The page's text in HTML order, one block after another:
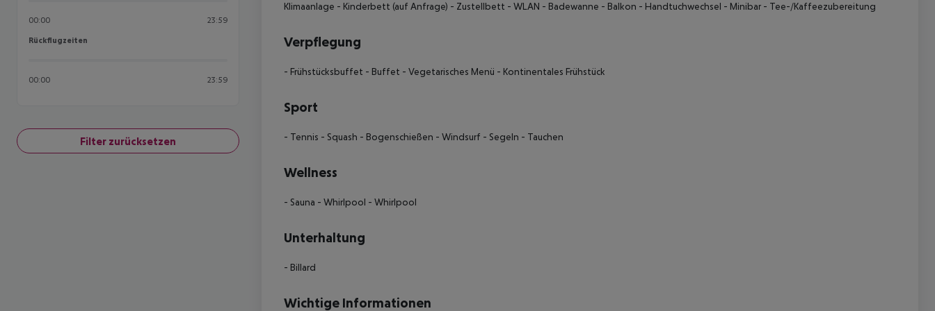
00:00 23:59
Rückflugzeiten
Rückflugzeiten
00:00 23:59
Filter zurücksetzen
Klimaanlage - Kinderbett (auf Anfrage) - Zustellbett - WLAN - Badewanne - Balkon - Handtuchwechsel - Minibar - Tee-/Kaffeezubereitung
Verpflegung
- Frühstücksbuffet - Buffet - Vegetarisches Menü - Kontinentales Frühstück
Sport
- Tennis - Squash - Bogenschießen - Windsurf - Segeln - Tauchen
Wellness
- Sauna - Whirlpool - Whirlpool
Unterhaltung
- Billard
Wichtige Informationen